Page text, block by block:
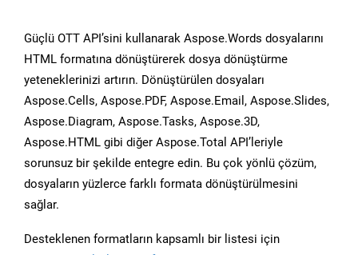
Güçlü OTT API’sini kullanarak Aspose.Words dosyalarını
HTML formatına dönüştürerek dosya dönüştürme
yeteneklerinizi artırın. Dönüştürülen dosyaları
Aspose.Cells, Aspose.PDF, Aspose.Email, Aspose.Slides,
Aspose.Diagram, Aspose.Tasks, Aspose.3D,
Aspose.HTML gibi diğer Aspose.Total API’leriyle
sorunsuz bir şekilde entegre edin. Bu çok yönlü çözüm,
dosyaların yüzlerce farklı formata dönüştürülmesini
sağlar.
Desteklenen formatların kapsamlı bir listesi için